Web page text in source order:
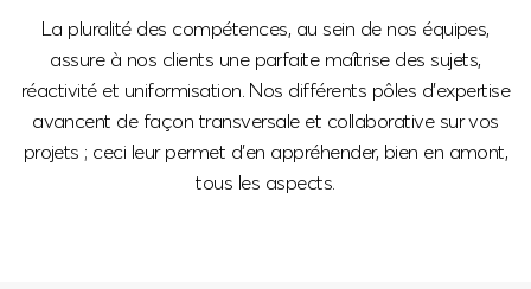
La pluralité des compétences, au sein de nos équipes,
assure à nos clients une parfaite maîtrise des sujets,
réactivité et uniformisation. Nos différents pôles d'expertise
avancent de façon transversale et collaborative sur vos
projets ; ceci leur permet d'en appréhender, bien en amont,
tous les aspects.